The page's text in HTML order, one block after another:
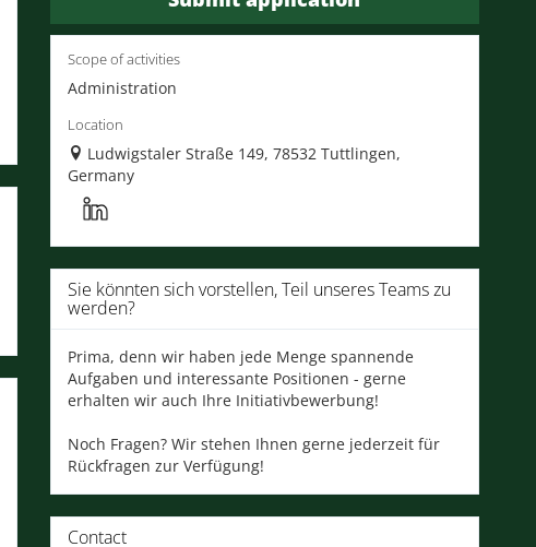
Scope of activities
Administration
Location
Ludwigstaler Straße 149, 78532 Tuttlingen,
Germany
Sie könnten sich vorstellen, Teil unseres Teams zu
werden?
Prima, denn wir haben jede Menge spannende
Aufgaben und interessante Positionen - gerne
erhalten wir auch Ihre Initiativbewerbung!
Noch Fragen? Wir stehen Ihnen gerne jederzeit für
Rückfragen zur Verfügung!
Contact